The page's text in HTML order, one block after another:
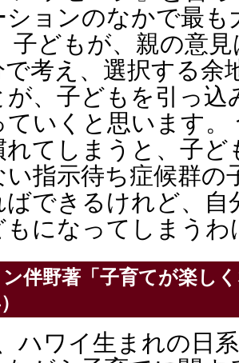
ションのなかで最
子どもが、親の意
で考え、選択する余
が、子どもを引っ込
ていくと思います。
れてしまうと、子
い指示待ち症候群の
ばできるけれど、自
もになってしまうわ
伴野著「子育てが楽し
ハワイ生まれの日